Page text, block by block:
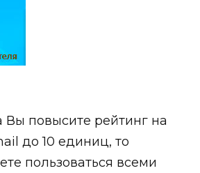
Вы повысите рейтинг на
до 10 единиц, то
пользоваться всеми